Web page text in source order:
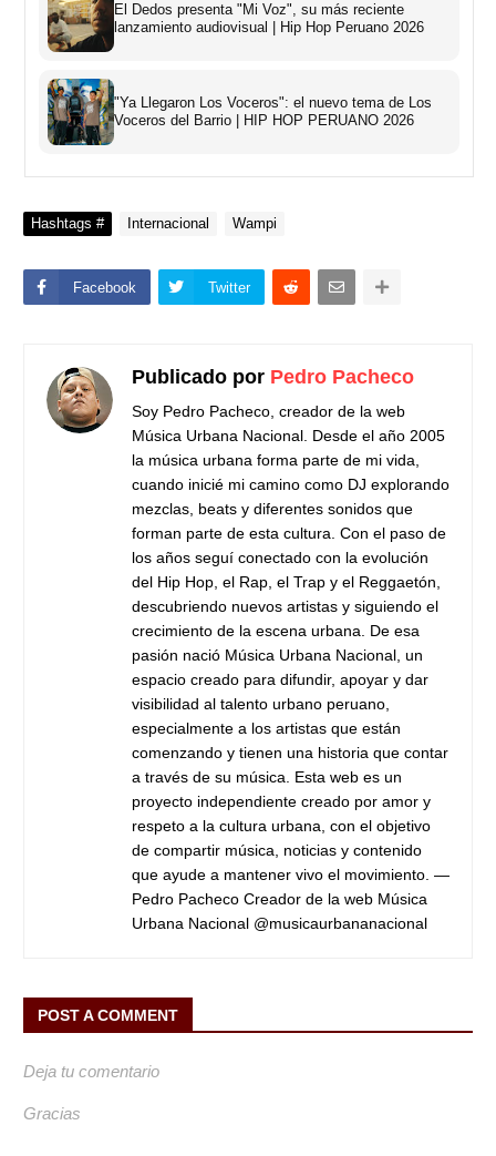
El Dedos presenta "Mi Voz", su más reciente
lanzamiento audiovisual | Hip Hop Peruano 2026
"Ya Llegaron Los Voceros": el nuevo tema de Los
Voceros del Barrio | HIP HOP PERUANO 2026
Hashtags # Internacional Wampi
Facebook Twitter
Publicado por Pedro Pacheco
Soy Pedro Pacheco, creador de la web
Música Urbana Nacional. Desde el año 2005
la música urbana forma parte de mi vida,
cuando inicié mi camino como DJ explorando
mezclas, beats y diferentes sonidos que
forman parte de esta cultura. Con el paso de
los años seguí conectado con la evolución
del Hip Hop, el Rap, el Trap y el Reggaetón,
descubriendo nuevos artistas y siguiendo el
crecimiento de la escena urbana. De esa
pasión nació Música Urbana Nacional, un
espacio creado para difundir, apoyar y dar
visibilidad al talento urbano peruano,
especialmente a los artistas que están
comenzando y tienen una historia que contar
a través de su música. Esta web es un
proyecto independiente creado por amor y
respeto a la cultura urbana, con el objetivo
de compartir música, noticias y contenido
que ayude a mantener vivo el movimiento. —
Pedro Pacheco Creador de la web Música
Urbana Nacional @musicaurbananacional
POST A COMMENT
Deja tu comentario
Gracias